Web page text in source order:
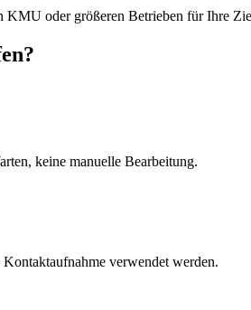
KMU oder größeren Betrieben für Ihre
keine manuelle Bearbeitung.
verwendet werden.